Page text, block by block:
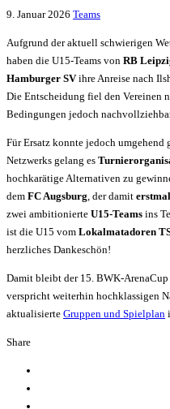
9. Januar 2026 Teams
Aufgrund der aktuell schwierigen
haben die U15-Teams von RB
Hamburger SVihre Anreise nach
Die Entscheidung fiel den Vereinen
Bedingungen jedoch
Für Ersatz konnte jedoch umgehend
Netzwerks gelang es
hochkarätige Alternativen zu
dem FC Augsburg, der damit
zwei ambitionierte U15-Teams ins
ist die U15 vom Lokalmatadoren
herzliches Dankeschön!
Damit bleibt der 15. BWK-
verspricht weiterhin hochklassigen
aktualisierte Gruppen und Spielplan
Share